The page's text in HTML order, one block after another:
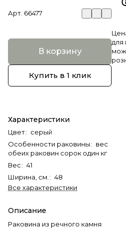
Арт. 66477
В корзину
Купить в 1 клик
Характеристики
Цвет: серый
Особенности раковины: вес
обеих раковин сорок один кг
Вес: 41
Ширина, см. : 48
Все характеристики
Описание
Раковина из речного камня
для